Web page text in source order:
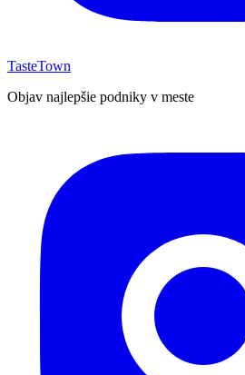
TasteTown
Objav najlepšie podniky v meste